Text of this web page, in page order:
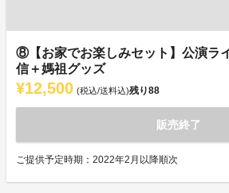
⑧【お家でお楽しみセット】公演ラ
信＋媽祖グッズ
¥12,500 (税込/送料込)残り88
販売終了
ご提供予定時期：2022年2月以降順次